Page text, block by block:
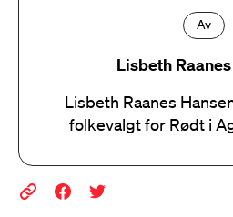
Av
Lisbeth
Lisbeth Raanes
folkevalgt for Rødt i